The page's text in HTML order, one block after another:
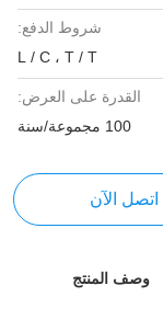
شروط الدفع:
L / C ، T / T
القدرة على العرض:
100 مجموعة/سنة
اتصل الآن
وصف المنتج